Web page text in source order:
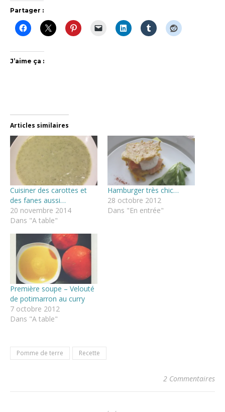
Partager :
J’aime ça :
Articles similaires
Cuisiner des carottes et
des fanes aussi…
20 novembre 2014
Dans "A table"
Hamburger très chic…
28 octobre 2012
Dans "En entrée"
Première soupe – Velouté
de potimarron au curry
7 octobre 2012
Dans "A table"
Pomme de terre Recette
2 Commentaires